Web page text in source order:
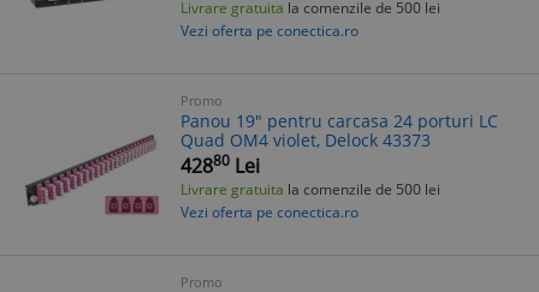
Livrare gratuita la comenzile de 500 lei
Vezi oferta pe conectica.ro
Promo
Panou 19" pentru carcasa 24 porturi LC
Quad OM4 violet, Delock 43373
42880 Lei
Livrare gratuita la comenzile de 500 lei
Vezi oferta pe conectica.ro
Promo